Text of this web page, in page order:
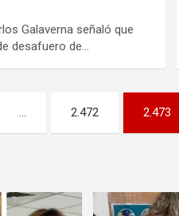
Galaverna señaló que
desafuero de…
… 2.472 2.473